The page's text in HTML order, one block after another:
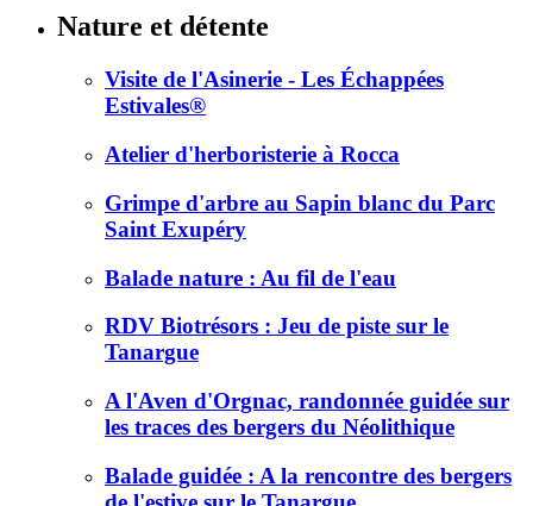
Nature et détente
Visite de l'Asinerie - Les Échappées
Estivales®
Atelier d'herboristerie à Rocca
Grimpe d'arbre au Sapin blanc du Parc
Saint Exupéry
Balade nature : Au fil de l'eau
RDV Biotrésors : Jeu de piste sur le
Tanargue
A l'Aven d'Orgnac, randonnée guidée sur
les traces des bergers du Néolithique
Balade guidée : A la rencontre des bergers